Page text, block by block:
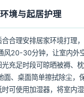
境与起居护理
合理安排居家环境打理
风20-30分钟，让室内外
充足时段可晾晒被褥、
面、桌面简单擦拭除尘，
可使用加湿器，将室内